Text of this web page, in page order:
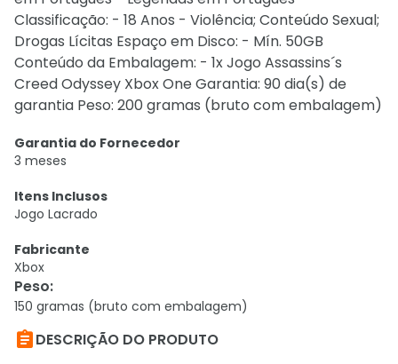
Classificação: - 18 Anos - Violência; Conteúdo Sexual;
Drogas Lícitas Espaço em Disco: - Mín. 50GB
Conteúdo da Embalagem: - 1x Jogo Assassins´s
Creed Odyssey Xbox One Garantia: 90 dia(s) de
garantia Peso: 200 gramas (bruto com embalagem)
Garantia do Fornecedor
3 meses
Itens Inclusos
Jogo Lacrado
Fabricante
Xbox
Peso:
150 gramas (bruto com embalagem)
DESCRIÇÃO DO PRODUTO